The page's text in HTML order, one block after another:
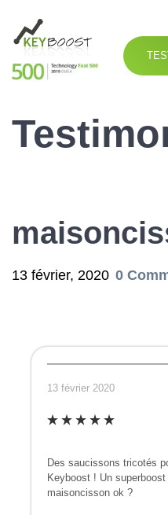
13 février, 2020 0
13 février 2020
Des saucissons tricotés
Keyboost ! Un
maisoncisson ok ?